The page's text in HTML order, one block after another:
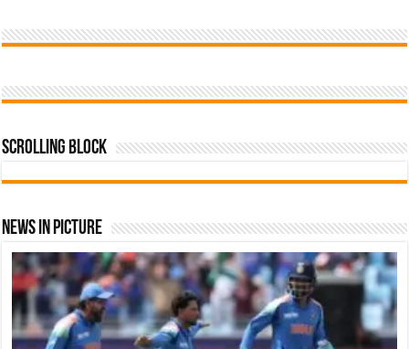
Scrolling Block
News In Picture